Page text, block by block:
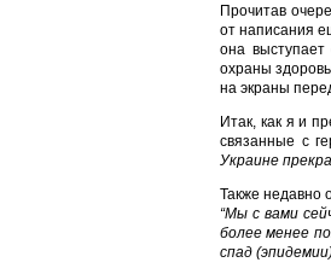
Прочитав
от написания
она
охраны
на экраны
Итак, как я и
связанные с
Украине
Также недавно
“Мы с вами
более менее
спад